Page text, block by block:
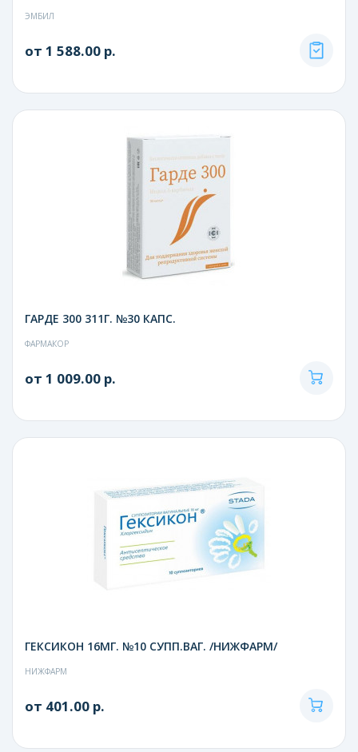
ЭМБИЛ
от 1 588.00 р.
ГАРДЕ 300 311Г. №30 КАПС.
ФАРМАКОР
от 1 009.00 р.
ГЕКСИКОН 16МГ. №10 СУПП.ВАГ. /НИЖФАРМ/
НИЖФАРМ
от 401.00 р.